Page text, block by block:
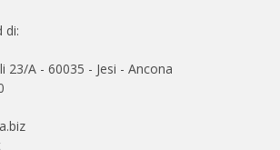
di:
23/A - 60035 - Jesi - Ancona